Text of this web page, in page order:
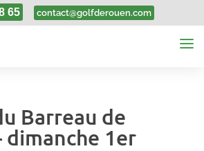
65 contact@golfderouen.com
Barreau de
dimanche 1er